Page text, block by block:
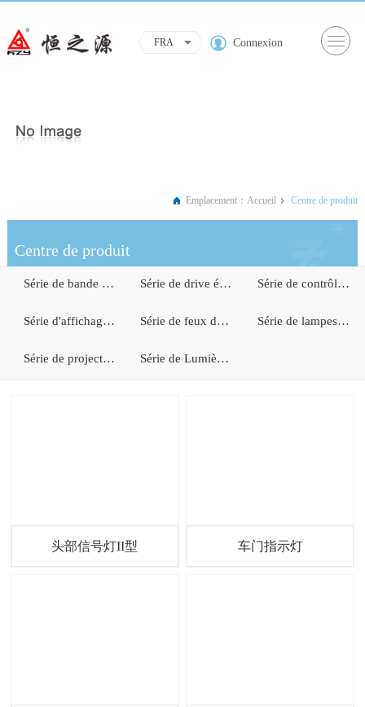
FRA Connexion
Emplacement：Accueil Centre de produit
Centre de produit
Série de bande lumineuse LED Série de drive électrique Série de contrôle intelligent
Série d'affichage d'informations Série de feux de signalisation (phares) Série de lampes de lecture
Série de projecteurs (downlights) Série de Lumière faible(décoration)
头部信号灯II型 车门指示灯